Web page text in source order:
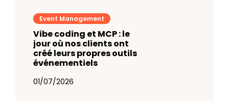
Event Management
Vibe coding et MCP : le
jour où nos clients ont
créé leurs propres outils
événementiels
01/07/2026